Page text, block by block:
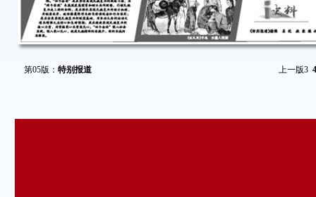
第05版： 特别报道 上一版3 4